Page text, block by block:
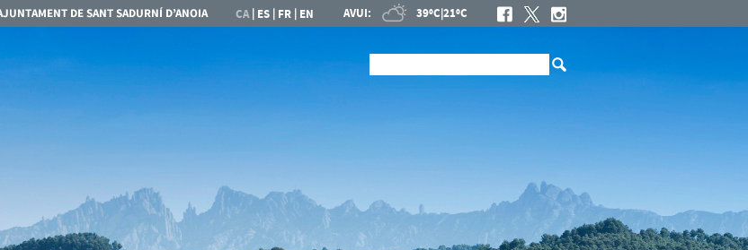
CA| ES | FR | EN AVUI: 39ºC|21ºC